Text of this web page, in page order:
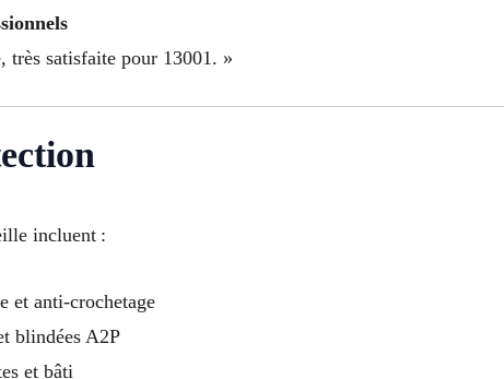
très satisfaite pour 13001. »
incluent :
et anti-crochetage
blindées A2P
et bâti